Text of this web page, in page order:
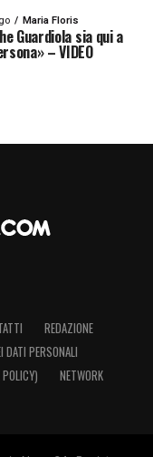
L’estate
sulle fasce
TOP NEWS
Maria Floris
Guardiola sia qui a
– VIDEO
REDAZIONE
DATI PERSONALI
NETWORK